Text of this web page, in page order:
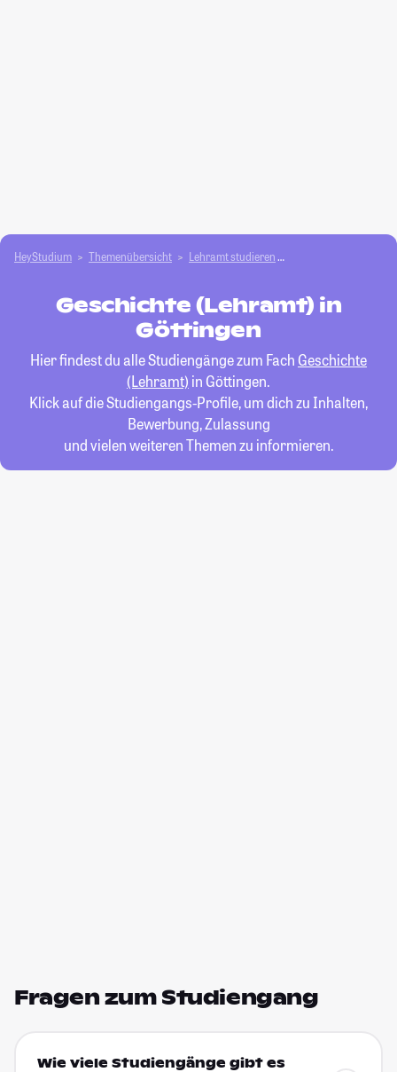
HeyStudium Themenübersicht Lehramt studieren
Geschichte (Lehramt) in
Göttingen
Hier findest du alle Studiengänge zum Fach Geschichte
(Lehramt) in Göttingen.
Klick auf die Studiengangs-Profile, um dich zu Inhalten,
Bewerbung, Zulassung
und vielen weiteren Themen zu informieren.
Fragen zum Studiengang
Wie viele Studiengänge gibt es